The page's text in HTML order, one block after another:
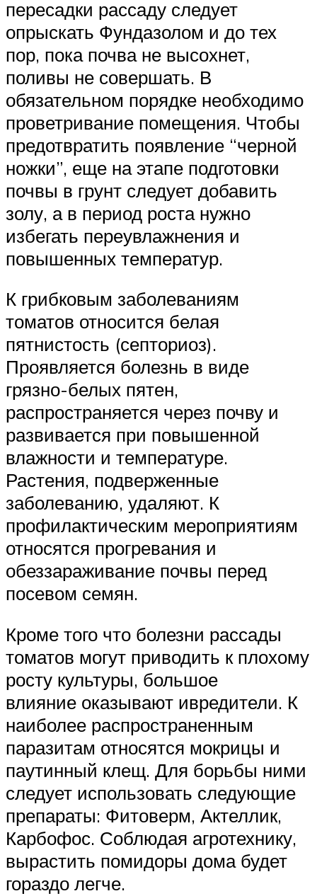
пересадки рассаду следует
опрыскать Фундазолом и до тех
пор, пока почва не высохнет,
поливы не совершать. В
обязательном порядке необходимо
проветривание помещения. Чтобы
предотвратить появление “черной
ножки”, еще на этапе подготовки
почвы в грунт следует добавить
золу, а в период роста нужно
избегать переувлажнения и
повышенных температур.
К грибковым заболеваниям
томатов относится белая
пятнистость (септориоз).
Проявляется болезнь в виде
грязно-белых пятен,
распространяется через почву и
развивается при повышенной
влажности и температуре.
Растения, подверженные
заболеванию, удаляют. К
профилактическим мероприятиям
относятся прогревания и
обеззараживание почвы перед
посевом семян.
Кроме того что болезни рассады
томатов могут приводить к плохому
росту культуры, большое
влияние оказывают ивредители. К
наиболее распространенным
паразитам относятся мокрицы и
паутинный клещ. Для борьбы ними
следует использовать следующие
препараты: Фитоверм, Актеллик,
Карбофос. Соблюдая агротехнику,
вырастить помидоры дома будет
гораздо легче.